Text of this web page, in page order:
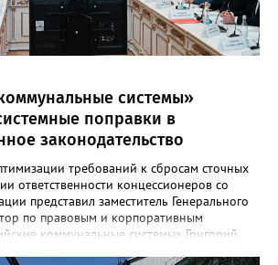
системы»
поправки в
законодательство
требований к сбросам сточных
ответственности концессионеров со
представил заместитель Генерального
по правовым и корпоративным
коммунальные системы» Григорий